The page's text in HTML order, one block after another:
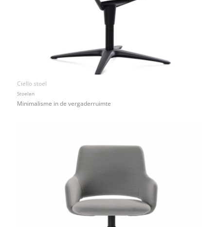
Ciello stoel
Stoelen
Minimalisme in de vergaderruimte